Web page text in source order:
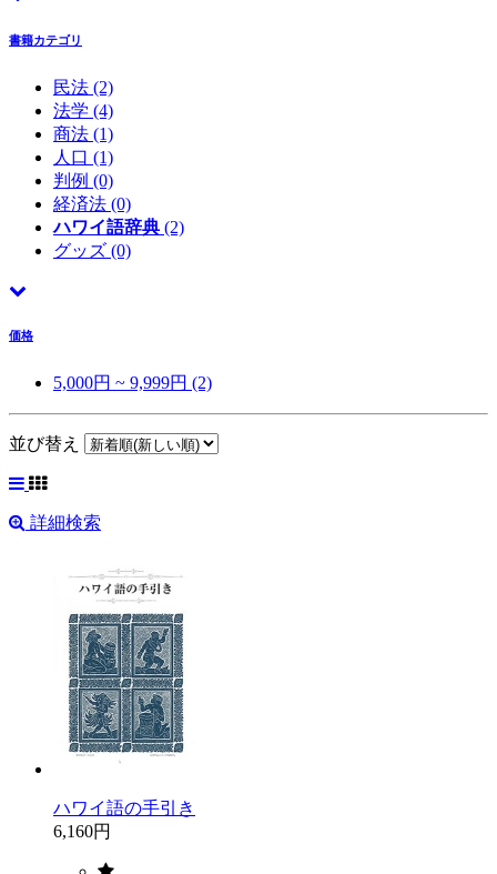
書籍カテゴリ
民法 (2)
法学 (4)
商法 (1)
人口 (1)
判例 (0)
経済法 (0)
ハワイ語辞典 (2)
グッズ (0)
価格
5,000円 ~ 9,999円 (2)
並び替え
詳細検索
ハワイ語の手引き
6,160円